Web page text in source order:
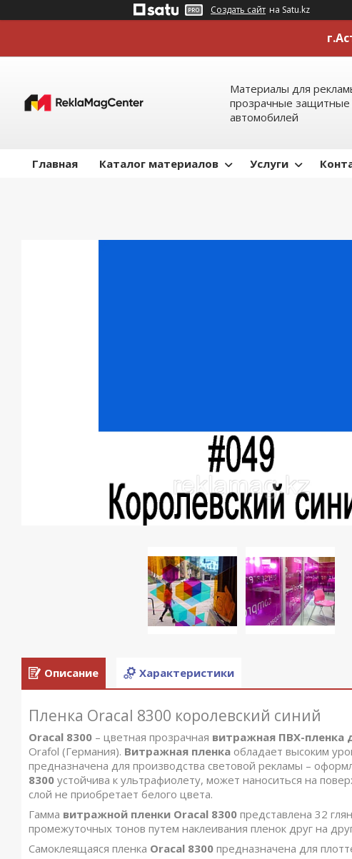
Создать сайт на Satu.kz
Материалы для
прозрачные защитные
автомобилей
Главная Каталог материалов Услуги
Описание Характеристики
Пленка Oracal 8300 королевский синий
Oracal 8300 – цветная прозрачная витражная ПВХ-пленка
Orafol (Германия). Витражная пленка обладает высоким
предназначена для производства световой рекламы –
8300 устойчива к ультрафиолету, может наноситься на
слой не приобретает белого цвета.
Гамма витражной пленки Oracal 8300 представлена 32
промежуточных тонов путем наклеивания пленок друг на
Самоклеящаяся пленка Oracal 8300 предназначена для